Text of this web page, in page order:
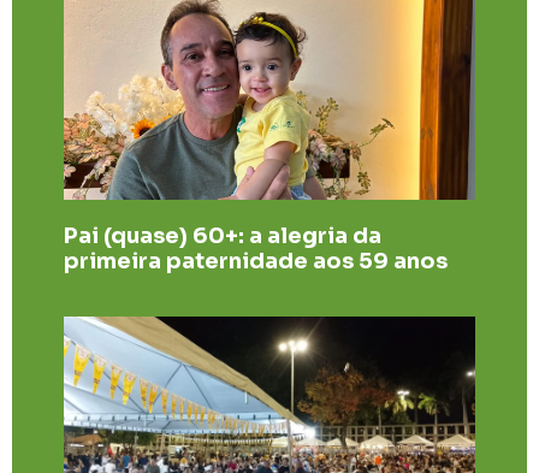
Pai (quase) 60+: a alegria da
primeira paternidade aos 59 anos